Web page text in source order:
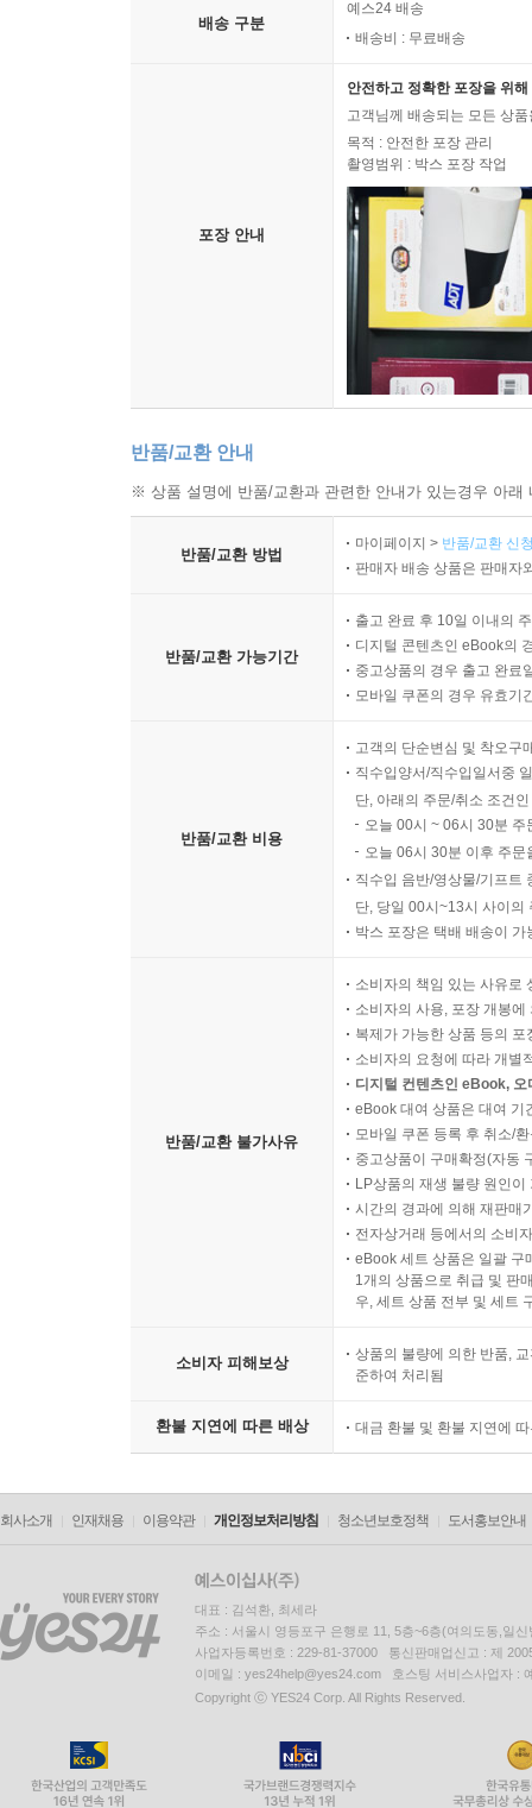
배송 구분
예스24 배송
배송비 : 무료배송
포장 안내
안전하고 정확한 포장을 위
고객님께 배송되는 모든 상
목적 : 안전한 포장 관리
촬영범위 : 박스 포장 작업
반품/교환 안내
※ 상품 설명에 반품/교환과 관련한 안내가 있는경우 아
반품/교환 방법
마이페이지 > 반품/교환 신
판매자 배송 상품은 판매자
반품/교환 가능기간
출고 완료 후 10일 이내의
디지털 콘텐츠인 eBook의
중고상품의 경우 출고 완료
모바일 쿠폰의 경우 유효기
반품/교환 비용
고객의 단순변심 및 착오구
직수입양서/직수입일서중
단, 아래의 주문/취소 조건
오늘 00시 ~ 06시 30분
오늘 06시 30분 이후 주
직수입 음반/영상물/기프트
단, 당일 00시~13시 사이의
박스 포장은 택배 배송이
반품/교환 불가사유
소비자의 책임 있는 사유로
소비자의 사용, 포장 개봉
복제가 가능한 상품 등의
소비자의 요청에 따라 개별
디지털 컨텐츠인 eBook,
eBook 대여 상품은 대여 기
모바일 쿠폰 등록 후 취소/
중고상품이 구매확정(자동
LP상품의 재생 불량 원인
시간의 경과에 의해 재판매
전자상거래 등에서의 소비
eBook 세트 상품은 일괄 구
1개의 상품으로 취급 및 판
우, 세트 상품 전부 및 세트
소비자 피해보상
상품의 불량에 의한 반품,
준하여 처리됨
환불 지연에 따른 배상 대금 환불 및 환불 지연에
회사소개 인재채용 이용약관 개인정보처리방침 청소년보호정책 도서홍보안내
대표 : 김석환, 최세라
주소 : 서울시 영등포구 은행로 11, 5층~6층(여의도동,일신
사업자등록번호 : 229-81-37000 통신판매업신고 : 제
이메일 : yes24help@yes24.com 호스팅 서비스사업자 :
Copyright ⓒ YES24 Corp. All Rights Reserved.